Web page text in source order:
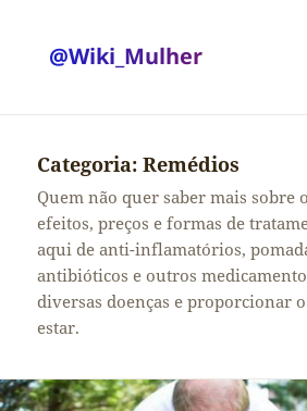
@Wiki_Mulher
Categoria:Remédios
Quem não quer saber mais sobre
efeitos, preços e formas de
aqui de anti-inflamatórios,
antibióticos e outros
diversas doenças e proporcionar
estar.